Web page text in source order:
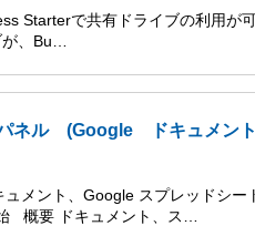
Starterで共有ドライブの利用
、Bu…
ネル (Google ドキュメント
メント、Google スプレッドシ
概要 ドキュメント、ス…